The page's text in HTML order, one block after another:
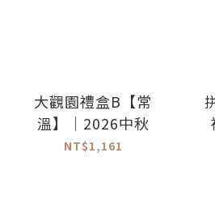
大觀園禮盒B【常
溫】｜2026中秋
NT$1,161